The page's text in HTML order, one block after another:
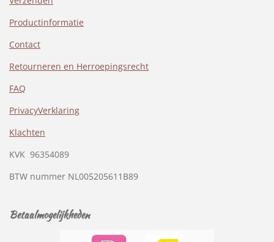
Productinformatie
Contact
Retourneren en Herroepingsrecht
FAQ
PrivacyVerklaring
Klachten
KVK 96354089
BTW nummer NL005205611B89
Betaalmogelijkheden